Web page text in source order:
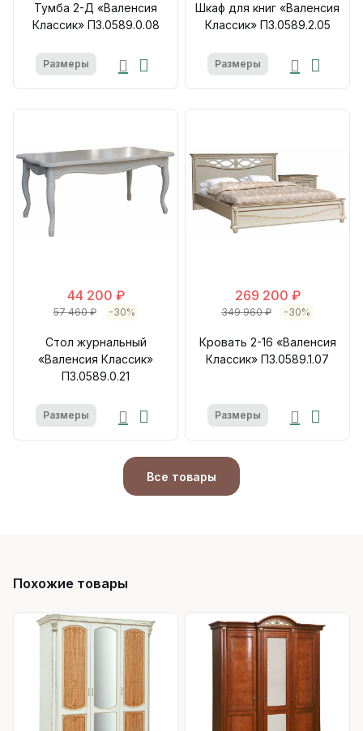
Тумба 2-Д «Валенсия
Классик» П3.0589.0.08
Размеры
Шкаф для книг «Валенсия
Классик» П3.0589.2.05
Размеры
44 200 ₽
57 460 ₽ -30%
Стол журнальный
«Валенсия Классик»
П3.0589.0.21
Размеры
269 200 ₽
349 960 ₽ -30%
Кровать 2-16 «Валенсия
Классик» П3.0589.1.07
Размеры
Все товары
Похожие товары